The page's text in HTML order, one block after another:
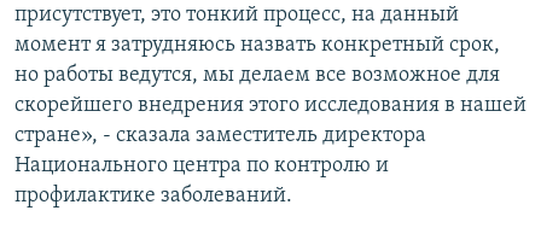
присутствует, это тонкий процесс, на данный
момент я затрудняюсь назвать конкретный срок,
но работы ведутся, мы делаем все возможное для
скорейшего внедрения этого исследования в нашей
стране», - сказала заместитель директора
Национального центра по контролю и
профилактике заболеваний.